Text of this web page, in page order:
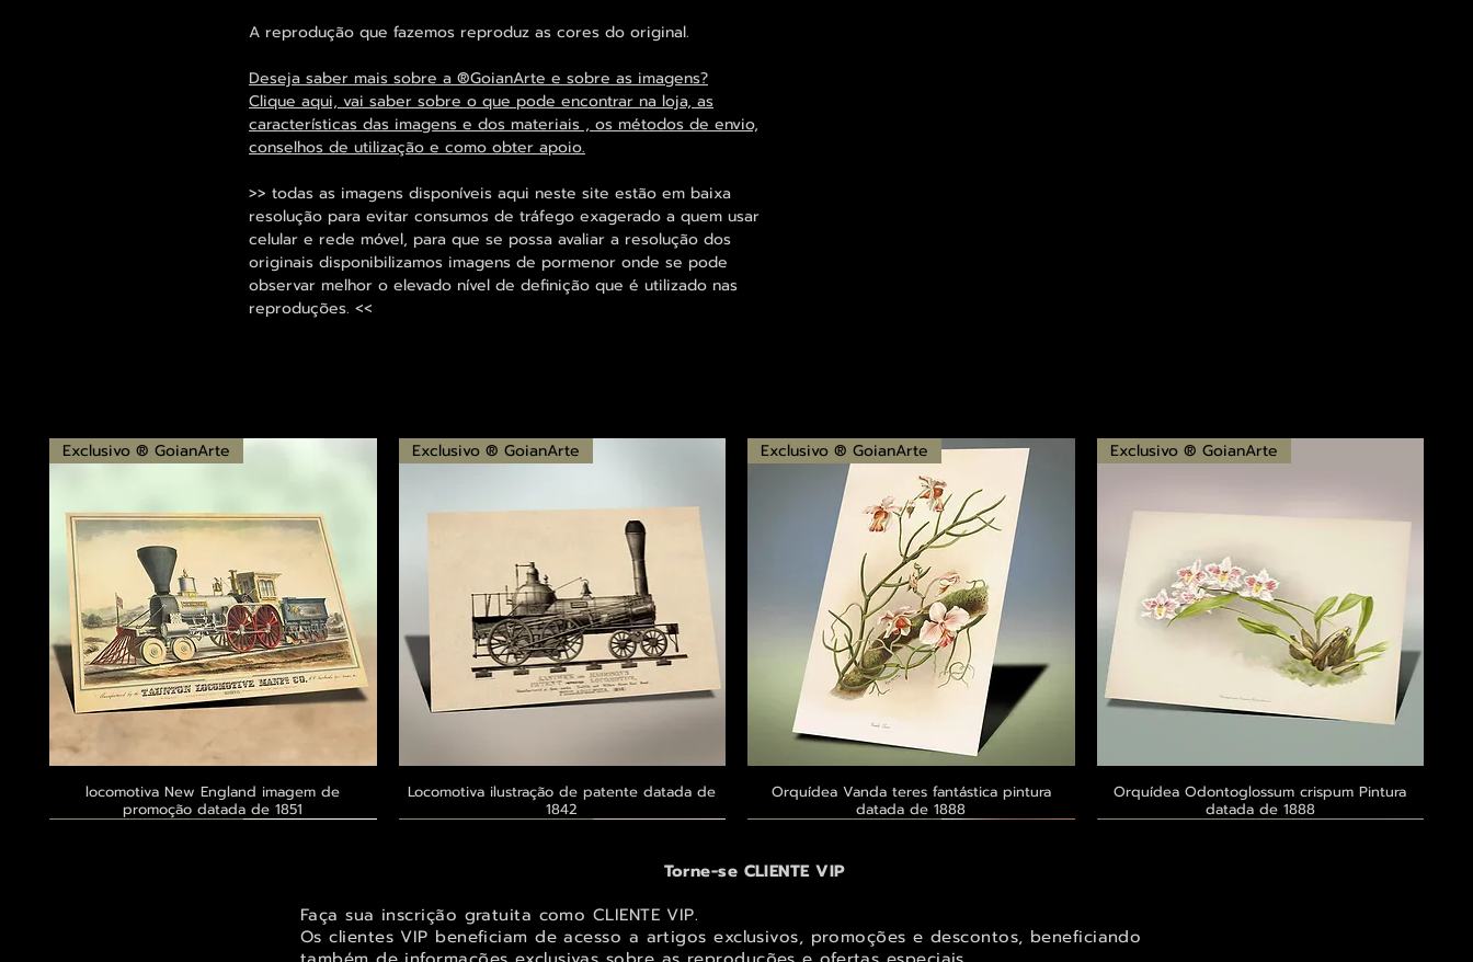
A reprodução que fazemos reproduz as cores do original.
Deseja saber mais sobre a ®GoianArte e sobre as imagens?
Clique aqui, vai saber sobre o que pode encontrar na loja, as
características das imagens e dos materiais , os métodos de envio,
conselhos de utilização e como obter apoio.
>> todas as imagens disponíveis aqui neste site estão em baixa
resolução para evitar consumos de tráfego exagerado a quem usar
celular e rede móvel, para que se possa avaliar a resolução dos
originais disponibilizamos imagens de pormenor onde se pode
observar melhor o elevado nível de definição que é utilizado nas
reproduções. <<
Visualização rápida
Exclusivo ® GoianArte
locomotiva New England imagem de
promoção datada de 1851
Visualização rápida
Exclusivo ® GoianArte
Locomotiva ilustração de patente datada de
1842
Visualização rápida
Exclusivo ® GoianArte
Orquídea Vanda teres fantástica pintura
datada de 1888
Visualização rápida
Exclusivo ® GoianArte
Orquídea Odontoglossum crispum Pintura
datada de 1888
Torne-se CLIENTE VIP
Faça sua inscrição gratuita como CLIENTE VIP.
Os clientes VIP beneficiam de acesso a artigos exclusivos, promoções e descontos, beneficiando